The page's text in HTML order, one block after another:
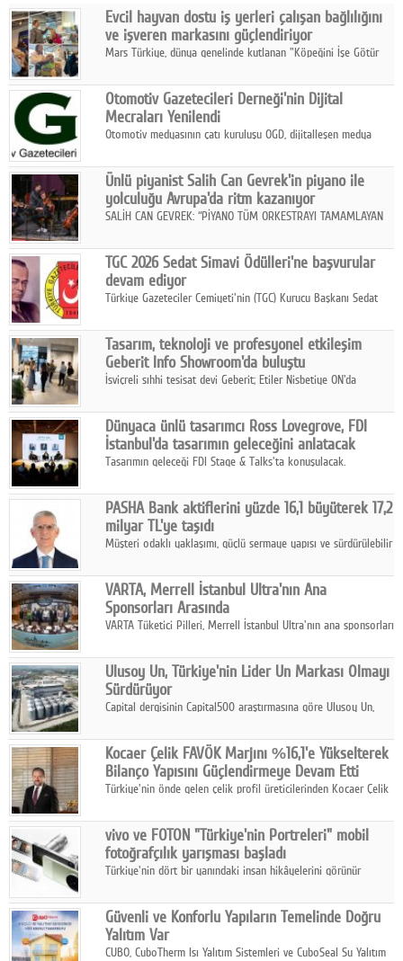
Facebook
Diziler
Karikatür
Youtube
Polemik
Reklam
Yazarlar
Künye
SOSYAL MEDYA
Facebook
Twitter
Google Plus
© 2026 TÜM HAKLARI SAKLIDIR
Evcil hayvan dostu iş yerleri çalışan bağlılığını
ve işveren markasını güçlendiriyor
Mars Türkiye, dünya genelinde kutlanan "Köpeğini İşe Götür
çalışan bağlılığı, iyi olma hali ve işveren markası üzerindeki
etkisine dikkat çekti.
Otomotiv Gazetecileri Derneği'nin Dijital
Mecraları Yenilendi
Otomotiv medyasının çatı kuruluşu OGD, dijitalleşen medya
hedefiyle internet sitesini ve sosyal medya kanallarını yeniledi.
Ünlü piyanist Salih Can Gevrek'in piyano ile
yolculuğu Avrupa'da ritm kazanıyor
SALİH CAN GEVREK: “PİYANO TÜM ORKESTRAYI TAMAMLAYAN
ETKİ YARATIYOR"
TGC 2026 Sedat Simavi Ödülleri'ne başvurular
devam ediyor
Türkiye Gazeteciler Cemiyeti'nin (TGC) Kurucu Başkanı Sedat
Tasarım, teknoloji ve profesyonel etkileşim
Geberit Info Showroom'da buluştu
İsviçreli sıhhi tesisat devi Geberit; Etiler Nisbetiye ON'da
ortaklığıyla özel bir davete ev sahipliği yaptı.
Dünyaca ünlü tasarımcı Ross Lovegrove, FDI
İstanbul'da tasarımın geleceğini anlatacak
Tasarımın geleceği FDI Stage & Talks'ta konuşulacak.
PASHA Bank aktiflerini yüzde 16,1 büyüterek 17,2
milyar TL'ye taşıdı
Müşteri odaklı yaklaşımı, güçlü sermaye yapısı ve sürdürülebilir
yılının ilk yarısında güçlü finansal performansını korudu.
VARTA, Merrell İstanbul Ultra'nın Ana
Sponsorları Arasında
VARTA Tüketici Pilleri, Merrell İstanbul Ultra'nın ana sponsorları
enerjisine güç katıyor.
Ulusoy Un, Türkiye'nin Lider Un Markası Olmayı
Sürdürüyor
Capital dergisinin Capital500 araştırmasına göre Ulusoy Un,
hasılatıyla Türkiye'nin en büyük 83. firması oldu.
Kocaer Çelik FAVÖK Marjını %16,1'e Yükselterek
Bilanço Yapısını Güçlendirmeye Devam Etti
Türkiye'nin önde gelen çelik profil üreticilerinden Kocaer Çelik
Çelik FAVÖK Marjını %16,1'e yükseltti.
vivo ve FOTON "Türkiye'nin Portreleri" mobil
fotoğrafçılık yarışması başladı
Türkiye'nin dört bir yanındaki insan hikâyelerini görünür
insanını, kültürünü ve yaşamını portre fotoğraflarıyla
anlatmaya davet ediyor.
Güvenli ve Konforlu Yapıların Temelinde Doğru
Yalıtım Var
CUBO, CuboTherm Isı Yalıtım Sistemleri ve CuboSeal Su Yalıtım